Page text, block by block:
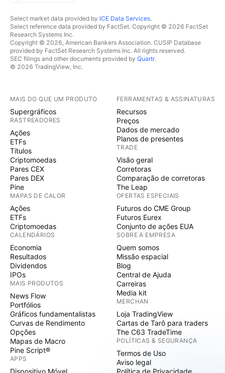
Select market data provided by ICE Data Services.
Select reference data provided by FactSet. Copyright © 2026 FactSet
Research Systems Inc.
Copyright © 2026, American Bankers Association. CUSIP Database
provided by FactSet Research Systems Inc. All rights reserved.
SEC filings and other documents provided by Quartr.
© 2026 TradingView, Inc.
MAIS DO QUE UM PRODUTO
Supergráficos
RASTREADORES
Ações
ETFs
Títulos
Criptomoedas
Pares CEX
Pares DEX
Pine
MAPAS DE CALOR
Ações
ETFs
Criptomoedas
CALENDÁRIOS
Economia
Resultados
Dividendos
IPOs
MAIS PRODUTOS
News Flow
Portfólios
Gráficos fundamentalistas
Curvas de Rendimento
Opções
Mapas de Macro
Pine Script®
APPS
Dispositivo Móvel
FERRAMENTAS & ASSINATURAS
Recursos
Preços
Dados de mercado
Planos de presentes
TRADE
Visão geral
Corretoras
Comparação de corretoras
The Leap
OFERTAS ESPECIAIS
Futuros do CME Group
Futuros Eurex
Conjunto de ações EUA
SOBRE A EMPRESA
Quem somos
Missão espacial
Blog
Central de Ajuda
Carreiras
Media kit
MERCHAN
Loja TradingView
Cartas de Tarô para traders
The C63 TradeTime
POLÍTICAS & SEGURANÇA
Termos de Uso
Aviso legal
Política de Privacidade